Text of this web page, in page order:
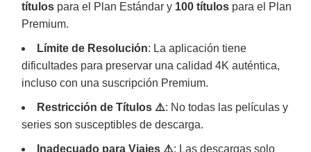
títulos para el Plan Estándar y 100 títulos para el Plan
Premium.
Límite de Resolución: La aplicación tiene
dificultades para preservar una calidad 4K auténtica,
incluso con una suscripción Premium.
Restricción de Títulos ⚠️: No todas las películas y
series son susceptibles de descarga.
Inadecuado para Viajes ⚠️: Las descargas solo